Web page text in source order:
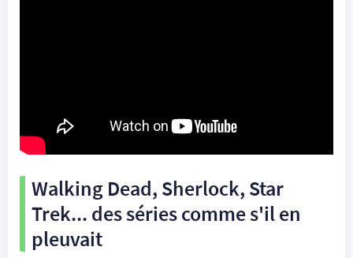
Walking Dead, Sherlock, Star
Trek... des séries comme s'il en
pleuvait